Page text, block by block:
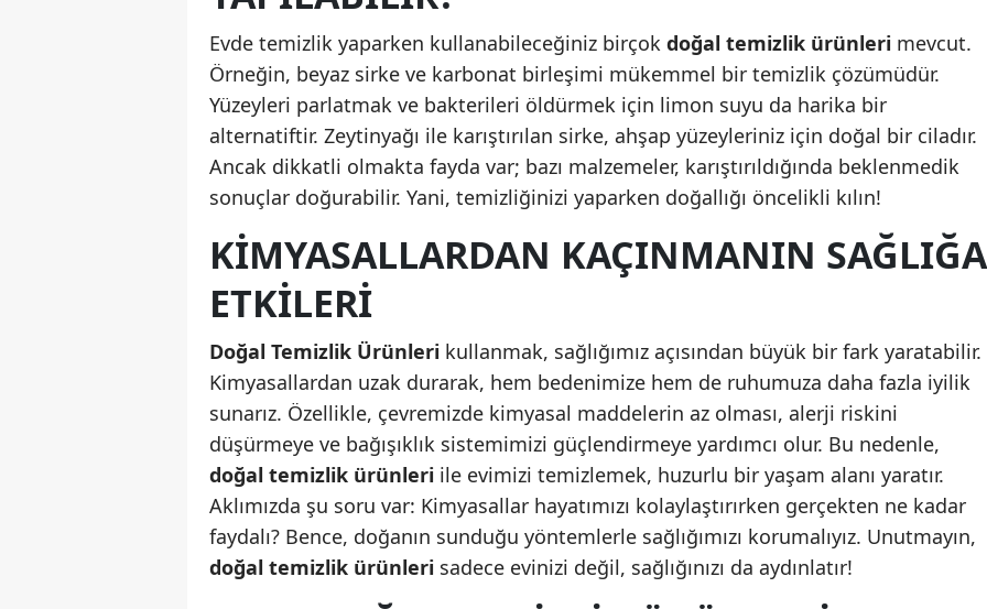
Niğde
Ordu
Rize
Sakarya
Sivas
Tekirdağ
Tokat
Trabzon
Tunceli
Evde temizlik yaparken kullanabileceğiniz birçok doğal temizlik ürünleri mevcut.
Örneğin, beyaz sirke ve karbonat birleşimi mükemmel bir temizlik çözümüdür.
Yüzeyleri parlatmak ve bakterileri öldürmek için limon suyu da harika bir
alternatiftir. Zeytinyağı ile karıştırılan sirke, ahşap yüzeyleriniz için doğal bir ciladır.
Ancak dikkatli olmakta fayda var; bazı malzemeler, karıştırıldığında beklenmedik
sonuçlar doğurabilir. Yani, temizliğinizi yaparken doğallığı öncelikli kılın!
KIMYASALLARDAN KAÇINMANIN SAĞLIĞA
ETKILERI
Doğal Temizlik Ürünleri kullanmak, sağlığımız açısından büyük bir fark yaratabilir.
Kimyasallardan uzak durarak, hem bedenimize hem de ruhumuza daha fazla iyilik
sunarız. Özellikle, çevremizde kimyasal maddelerin az olması, alerji riskini
düşürmeye ve bağışıklık sistemimizi güçlendirmeye yardımcı olur. Bu nedenle,
doğal temizlik ürünleri ile evimizi temizlemek, huzurlu bir yaşam alanı yaratır.
Aklımızda şu soru var: Kimyasallar hayatımızı kolaylaştırırken gerçekten ne kadar
faydalı? Bence, doğanın sunduğu yöntemlerle sağlığımızı korumalıyız. Unutmayın,
doğal temizlik ürünleri sadece evinizi değil, sağlığınızı da aydınlatır!